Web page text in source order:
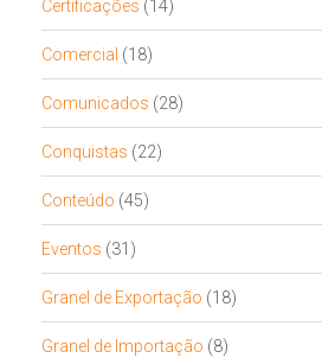
Certificações (14)
Comercial (18)
Comunicados (28)
Conquistas (22)
Conteúdo (45)
Eventos (31)
Granel de Exportação (18)
Granel de Importação (8)